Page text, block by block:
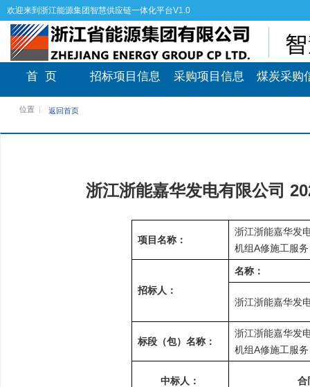
欢迎来到浙江能源集团智慧供应链一体化平台V1.0
首 页 招标项目信息 采购项目信息 煤炭采购
位置 返回首页
浙江浙能嘉华发电有限公司
项目名称：
浙江浙能嘉华发
机组A修施工服
招标人：
名称：
浙江浙能嘉华发
标段（包）名称：
浙江浙能嘉华发
机组A修施工服
中标人： 合